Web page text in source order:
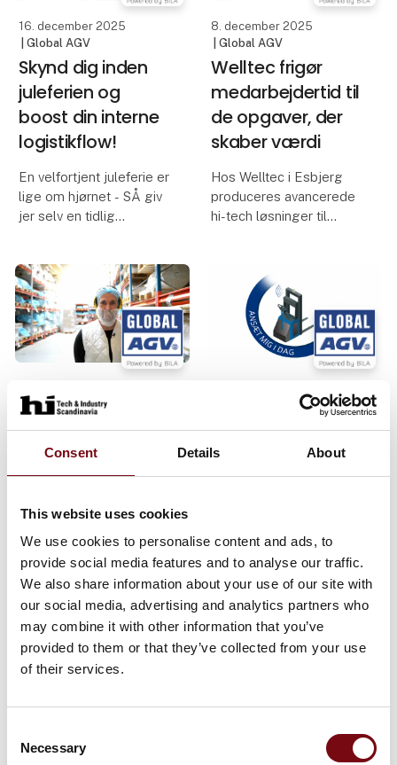
Consent Details About
This website uses cookies
We use cookies to personalise content and ads, to
provide social media features and to analyse our traffic.
We also share information about your use of our site with
our social media, advertising and analytics partners who
may combine it with other information that you’ve
provided to them or that they’ve collected from your use
of their services.
Selection
Necessary
SMV:Digital
16. december 2025
| Global AGV
Skynd dig inden
juleferien og
boost din interne
logistikflow!
En velfortjent juleferie er
lige om hjørnet - SÅ giv
jer selv en tidlig
Du får indsigt i, hvor din
produktion kan blive
mere effektiv. Vores
eksperter gennemgår
jeres processer og viser
8. december 2025
| Global AGV
Welltec frigør
medarbejdertid til
de opgaver, der
skaber værdi
Hos Welltec i Esbjerg
produceres avancerede
hi-tech løsninger til
For at sikre et stabilt
produktionsflow og
flytte medarbejdertid til
værdiskabende
| Global AGV
Skånsom
arbejdsdag for
dine
medarbejdere -
Forestil dig en
arbejdsdag, hvor
palletransporten kører af
sig selv. Bogstaveligt
talt.
palleflytter, du endnu
ikke har ansat. AGV'en
Uopfordret
jobansøgning -
din nye kollega på
Ansæt Axel G. Vogn og
spar penge på
bundlinjen!
Hej med jer! Mit navn er
Axel G. Vogn.
materialer og optimere